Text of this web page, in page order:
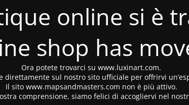
online si è
shop has
Ora potete trovarci su www.luxinart.com.
direttamente sul nostro sito ufficiale per offrirvi
Il sito www.mapsandmasters.com non è più attivo.
comprensione, siamo felici di accogliervi nel